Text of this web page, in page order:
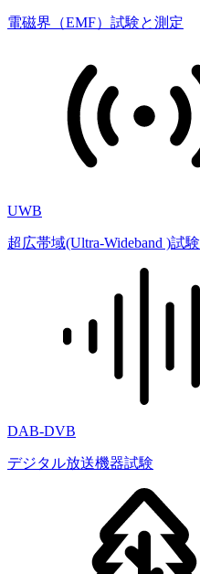
電磁界（EMF）試験と測定
UWB
超広帯域(Ultra-Wideband )試験
DAB-DVB
デジタル放送機器試験